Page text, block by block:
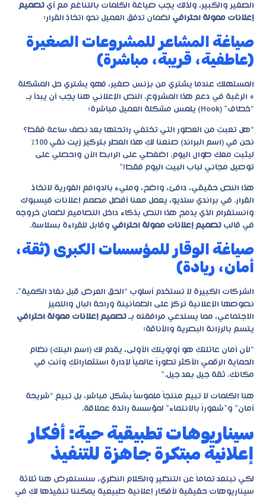
الصغير والكبير، ولذلك يجب صياغة الكلمات بالتناغم مع أي تصميم
إعلانات ممولة احترافي لضمان تدفق العميل نحو اتخاذ القرار:
صياغة المشاعر للمشروعات الصغيرة
(عاطفية، قريبة، مباشرة)
المستهلك عندما يشتري من بزنس صغير، فهو يشتري حل المشكلة
+ الرغبة في دعم هذا المشروع. النص الإعلاني هنا يجب أن يبدأ بـ
“خطاف” (Hook) يلمس مشكلة العميل مباشرة:
“هل تعبتِ من العطور التي تختفي رائحتها بعد نصف ساعة فقط؟
نحن في (اسم البراند) صنعنا لكِ هذا العطر بتركيز زيت نقي 100%
ليثبت معكِ طوال اليوم. اضغطي على الرابط الآن واحصلي على
توصيل مجاني لباب البيت اليوم فقط!”
هذا النص حقيقي، دافئ، واضح، ومليء بالدوافع الفورية لاتخاذ
القرار. في براندي ستديو، يعمل معنا أفضل مصمم إعلانات فيسبوك
وانستغرام الذي يدمج هذا النص بذكاء داخل التصاميم لضمان خروجه
في قالب تصميم إعلانات ممولة احترافي وقابل للقراءة بسلاسة.
صياغة الوقار للمؤسسات الكبرى (ثقة،
أمان، ريادة)
الشركات الكبيرة لا تستخدم أسلوب “الحق العرض قبل نفاد الكمية”.
نصوصها الإعلانية تركز على الطمأنينة وراحة البال والتميز
الاجتماعي، مما يستدعي مرافقته بـ تصميم إعلانات ممولة احترافي
يتسم بالرزانة البصرية والأناقة:
“لأن أمان عائلتكِ هو أولويتكِ الأولى، يقدم لكِ (اسم البنك) نظام
الحماية الرقمي الأكثر تطوراً عالمياً لإدارة استثماراتكِ وأنتِ في
مكانكِ. ثقة جيل بعد جيل.”
هنا الكلمات لا تبيع منتجاً ملموساً بشكل مباشر، بل تبيع “شريحة
أمان” و”شعوراً بالانتماء” لمؤسسة رائدة عملاقة.
سيناريوهات تطبيقية حية: أفكار
إعلانية مبتكرة جاهزة للتنفيذ
لكي نبتعد تماماً عن التنظير والكلام النظري، سنستعرض هنا ثلاثة
سيناريوهات حقيقية لأفكار إعلانية طبيعية يمكننا تنفيذها لكِ في